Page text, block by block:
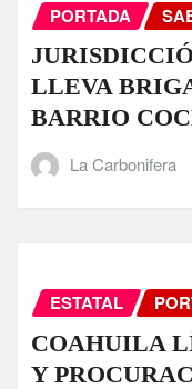
PORTADA
LLEVA
BARRIO
La Carbonifera
ESTATAL
COAHUILA
Y